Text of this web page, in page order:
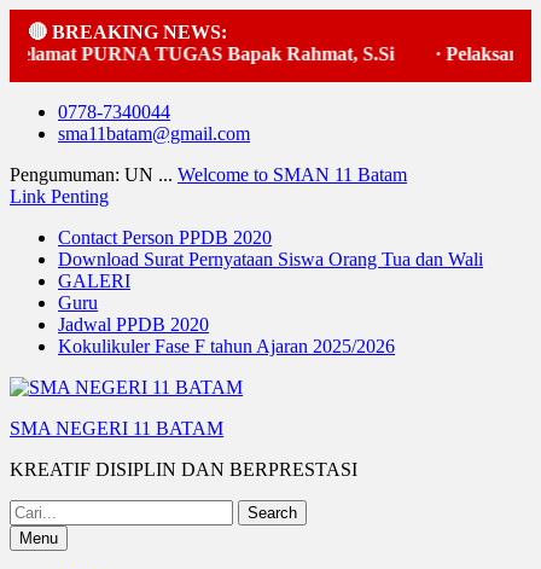
🔴 BREAKING NEWS:
PURNA TUGAS Bapak Rahmat, S.Si
Skip
0778-7340044
sma11batam@gmail.com
Pengumuman: UN ... Welcome to SMAN 11 Batam
Link Penting
Contact Person PPDB 2020
Download Surat Pernyataan Siswa Orang Tua dan Wali
GALERI
Guru
Jadwal PPDB 2020
Kokulikuler Fase F tahun Ajaran 2025/2026
SMA NEGERI 11 BATAM
KREATIF DISIPLIN DAN BERPRESTASI
Search
for:Menu